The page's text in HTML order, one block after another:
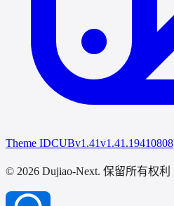
Theme IDCUBv1.41v1.41.19410808
© 2026 Dujiao-Next. 保留所有权利